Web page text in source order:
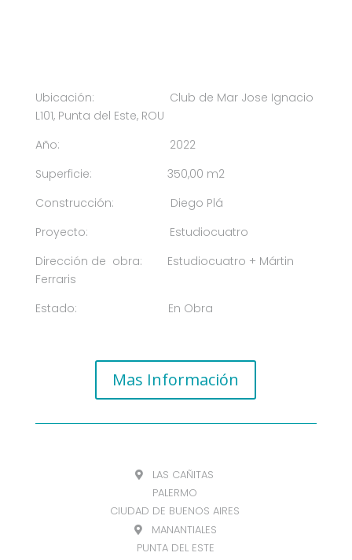
Ubicación: Club de Mar Jose Ignacio
L101, Punta del Este, ROU
Año: 2022
Superficie: 350,00 m2
Construcción: Diego Plá
Proyecto: Estudiocuatro
Dirección de obra: Estudiocuatro + Mártin
Ferraris
Estado: En Obra
Mas Información
LAS CAÑITAS
PALERMO
CIUDAD DE BUENOS AIRES
MANANTIALES
PUNTA DEL ESTE